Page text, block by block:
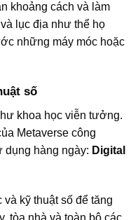
khoảng cách và làm
lục địa như thể họ
những máy móc hoặc
số
khoa học viễn tưởng.
Metaverse công
dụng hàng ngày: Digital
kỹ thuật số để tăng
tòa nhà và toàn bộ các